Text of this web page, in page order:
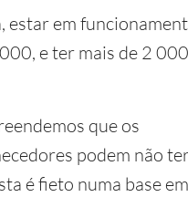
estar em
e ter mais de 2 000
que os
podem não
é fieto numa base em